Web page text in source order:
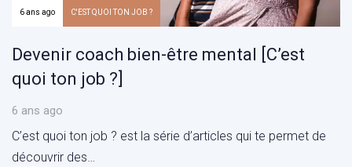
6 ans ago C'EST QUOI TON JOB ?
Devenir coach bien-être mental [C’est
quoi ton job ?]
6 ans ago
C’est quoi ton job ? est la série d’articles qui te permet de
découvrir des…